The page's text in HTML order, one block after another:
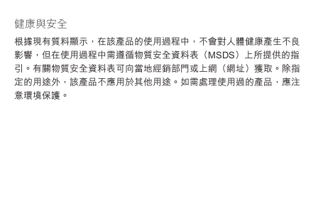
健康與安全
根據現有質料顯示，在該產品的使用過程中，不會對人體健康產生不良
影響，但在使用過程中需遵循物質安全資料表（MSDS）上所提供的指
引。有關物質安全資料表可向當地經銷部門或上網（網址）獲取。除指
定的用途外，該產品不應用於其他用途。如需處理使用過的產品，應注
意環境保護。